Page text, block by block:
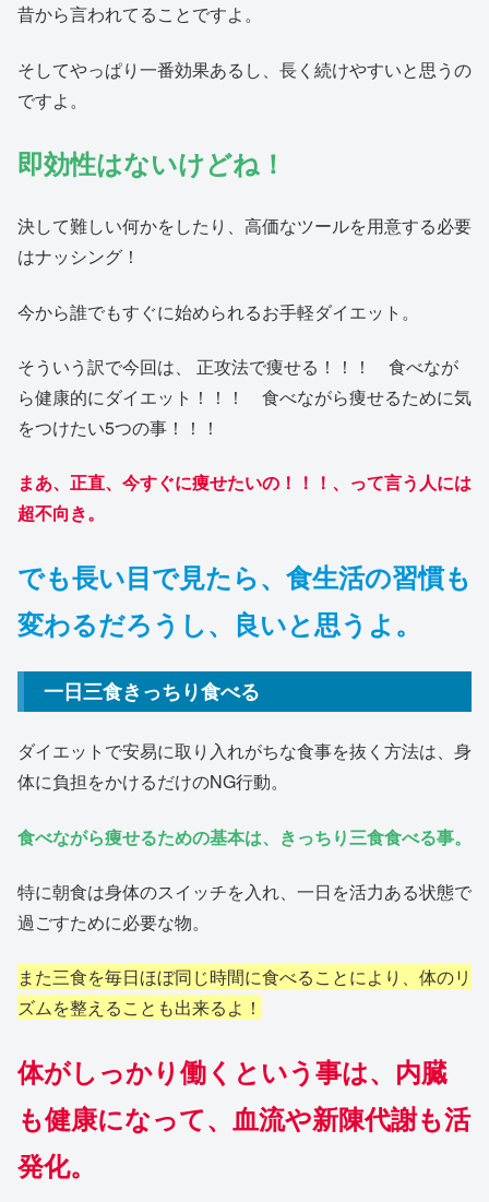
昔から言われてることですよ。
そしてやっぱり一番効果あるし、長く続けやすいと思うの
ですよ。
即効性はないけどね！
決して難しい何かをしたり、高価なツールを用意する必要
はナッシング！
今から誰でもすぐに始められるお手軽ダイエット。
そういう訳で今回は、 正攻法で痩せる！！！ 食べなが
ら健康的にダイエット！！！ 食べながら痩せるために気
をつけたい5つの事！！！
まあ、正直、今すぐに痩せたいの！！！、って言う人には
超不向き。
でも長い目で見たら、食生活の習慣も
変わるだろうし、良いと思うよ。
一日三食きっちり食べる
ダイエットで安易に取り入れがちな食事を抜く方法は、身
体に負担をかけるだけのNG行動。
食べながら痩せるための基本は、きっちり三食食べる事。
特に朝食は身体のスイッチを入れ、一日を活力ある状態で
過ごすために必要な物。
また三食を毎日ほぼ同じ時間に食べることにより、体のリ
ズムを整えることも出来るよ！
体がしっかり働くという事は、内臓
も健康になって、血流や新陳代謝も活
発化。